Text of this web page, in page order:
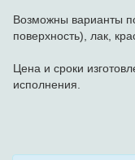
Возможны варианты
поверхность), лак,
Цена и сроки
исполнения.